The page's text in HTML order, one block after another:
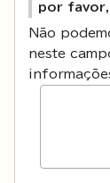
por favor,
Não
neste